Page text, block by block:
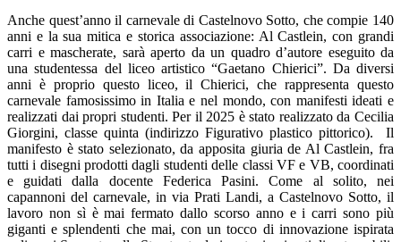
Anche quest’anno il carnevale di Castelnovo Sotto, che compie 140
anni e la sua mitica e storica associazione: Al Castlein, con grandi
carri e mascherate, sarà aperto da un quadro d’autore eseguito da
una studentessa del liceo artistico “Gaetano Chierici”. Da diversi
anni è proprio questo liceo, il Chierici, che rappresenta questo
carnevale famosissimo in Italia e nel mondo, con manifesti ideati e
realizzati dai propri studenti. Per il 2025 è stato realizzato da Cecilia
Giorgini, classe quinta (indirizzo Figurativo plastico pittorico). Il
manifesto è stato selezionato, da apposita giuria de Al Castlein, fra
tutti i disegni prodotti dagli studenti delle classi VF e VB, coordinati
e guidati dalla docente Federica Pasini. Come al solito, nei
capannoni del carnevale, in via Prati Landi, a Castelnovo Sotto, il
lavoro non sì è mai fermato dallo scorso anno e i carri sono più
giganti e splendenti che mai, con un tocco di innovazione ispirata